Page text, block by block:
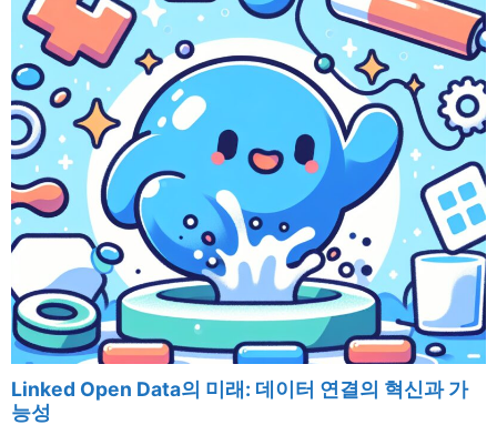
Linked Open Data의 미래: 데이터 연결의 혁신과 가
능성